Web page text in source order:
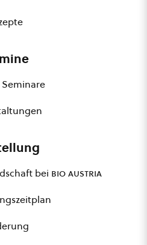
Seminare
bei bio austria